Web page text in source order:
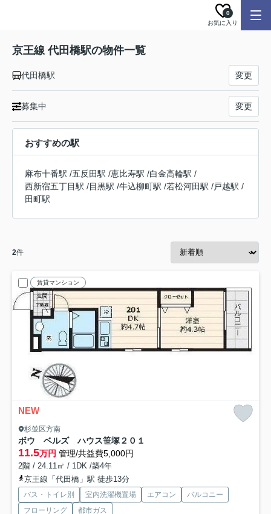
お気に入り
0
京王線 代田橋駅の物件一覧
代田橋駅 変更
募集中 変更
おすすめの駅
麻布十番駅 /五反田駅 /恵比寿駅 /白金高輪駅 /
西新宿五丁目駅 /目黒駅 /牛込柳町駅 /若松河田駅 /戸越駅 /
田町駅
2件
賃貸マンション
NEW
杉並区方南
ボウ ベルズ ハウス笹塚２０１
11.5万円 管理/共益費5,000円
2階 / 24.11㎡ / 1DK /築4年
京王線「代田橋」駅 徒歩13分
バス・トイレ別 室内洗濯機置場 エアコン
バルコニー
フローリング
都市ガス